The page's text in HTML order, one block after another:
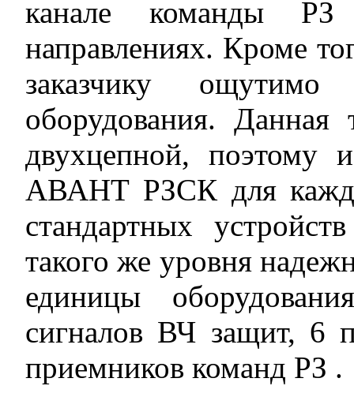
канале команды
направлениях. Кроме
заказчику
оборудования. Данная
двухцепной, поэтому
АВАНТ РЗСК для
стандартных
такого же уровня
единицы
сигналов ВЧ защит, 6
приемников команд РЗ .